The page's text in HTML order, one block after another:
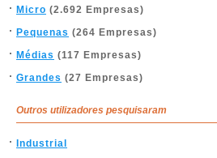
Micro (2.692 Empresas)
Pequenas (264 Empresas)
Médias (117 Empresas)
Grandes (27 Empresas)
Outros utilizadores pesquisaram
Industrial